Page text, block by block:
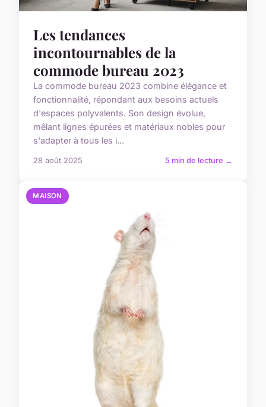
Les tendances
incontournables de la
commode bureau 2023
La commode bureau 2023 combine élégance et
fonctionnalité, répondant aux besoins actuels
d'espaces polyvalents. Son design évolue,
mêlant lignes épurées et matériaux nobles pour
s'adapter à tous les i...
28 août 2025 5 min de lecture →
MAISON